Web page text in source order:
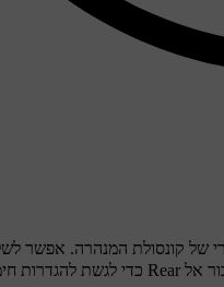
של קונסולת המנהרה. אפשר
אל Rear כדי לגשת להגדרות